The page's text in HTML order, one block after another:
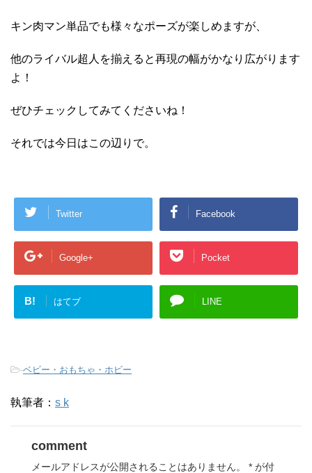
キン肉マン単品でも様々なポーズが楽しめますが、
他のライバル超人を揃えると再現の幅がかなり広がります
よ！
ぜひチェックしてみてくださいね！
それでは今日はこの辺りで。
Twitter Facebook
Google+ Pocket
B! はてブ LINE
-ベビー・おもちゃ・ホビー
執筆者： s k
comment
メールアドレスが公開されることはありません。 * が付